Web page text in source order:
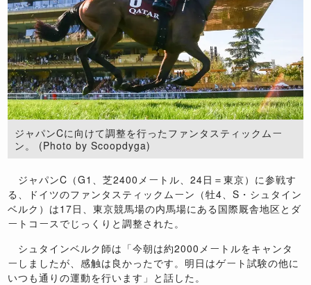
ジャパンCに向けて調整を行ったファンタスティックムー
ン。 (Photo by Scoopdyga)
ジャパンC（G1、芝2400メートル、24日＝東京）に参戦す
る、ドイツのファンタスティックムーン（牡4、S・シュタイン
ベルク）は17日、東京競馬場の内馬場にある国際厩舎地区とダ
ートコースでじっくりと調整された。
シュタインベルク師は「今朝は約2000メートルをキャンタ
ーしましたが、感触は良かったです。明日はゲート試験の他に
いつも通りの運動を行います」と話した。